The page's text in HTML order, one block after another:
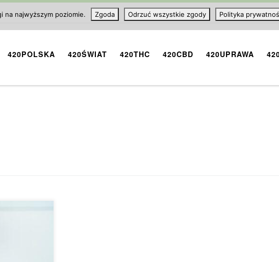
420POLSKA 420ŚWIAT 420THC 420CBD 420UPRAWA
na najwyższym poziomie. Zgoda Odrzuć wszystkie zgody Polityka